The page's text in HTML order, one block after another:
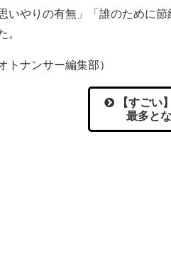
思いやりの有無」「誰のために
。
オトナンサー編集部）
【すごい
最多と